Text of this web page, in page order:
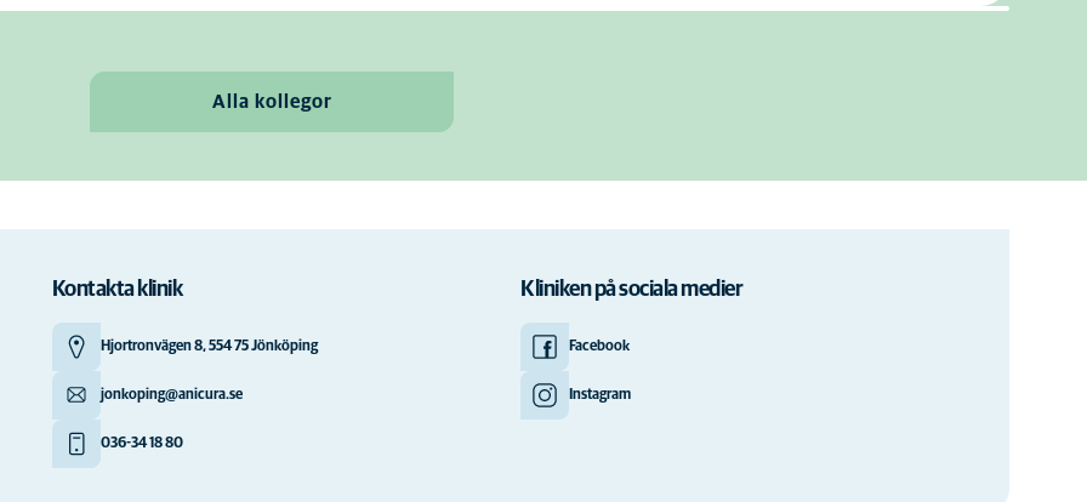
Alla kollegor
Kontakta klinik
Hjortronvägen 8, 554 75 Jönköping
jonkoping@anicura.se
036-34 18 80
Kliniken på sociala medier
Facebook
Instagram